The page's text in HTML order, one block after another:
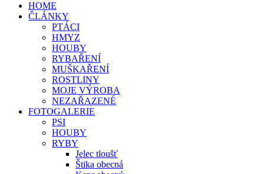
HOME
ČLÁNKY
PTÁCI
HMYZ
HOUBY
RYBAŘENÍ
MUŠKAŘENÍ
ROSTLINY
MOJE VÝROBA
NEZAŘAZENÉ
FOTOGALERIE
PSI
HOUBY
RYBY
Jelec tloušť
Štika obecná